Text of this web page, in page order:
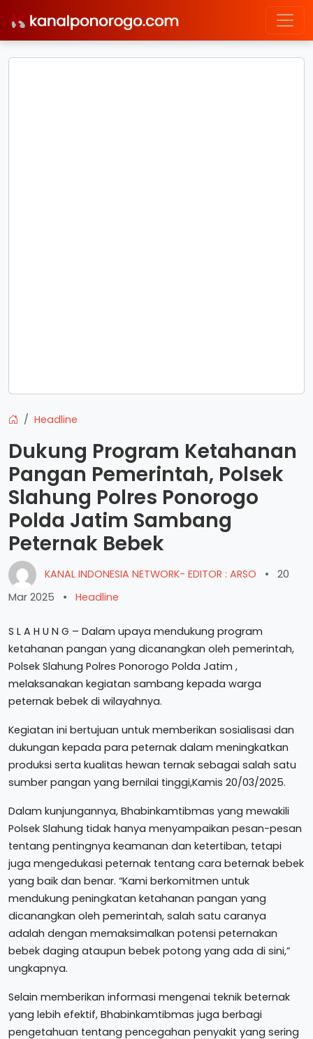
Headline
Dukung Program Ketahanan
Pangan Pemerintah, Polsek
Slahung Polres Ponorogo
Polda Jatim Sambang
Peternak Bebek
KANAL INDONESIA NETWORK- EDITOR : ARSO •
20
Mar 2025
• Headline
S L A H U N G – Dalam upaya mendukung program
ketahanan pangan yang dicanangkan oleh pemerintah,
Polsek Slahung Polres Ponorogo Polda Jatim ,
melaksanakan kegiatan sambang kepada warga
peternak bebek di wilayahnya.
Kegiatan ini bertujuan untuk memberikan sosialisasi dan
dukungan kepada para peternak dalam meningkatkan
produksi serta kualitas hewan ternak sebagai salah satu
sumber pangan yang bernilai tinggi,Kamis 20/03/2025.
Dalam kunjungannya, Bhabinkamtibmas yang mewakili
Polsek Slahung tidak hanya menyampaikan pesan-pesan
tentang pentingnya keamanan dan ketertiban, tetapi
juga mengedukasi peternak tentang cara beternak bebek
yang baik dan benar. “Kami berkomitmen untuk
mendukung peningkatan ketahanan pangan yang
dicanangkan oleh pemerintah, salah satu caranya
adalah dengan memaksimalkan potensi peternakan
bebek daging ataupun bebek potong yang ada di sini,”
ungkapnya.
Selain memberikan informasi mengenai teknik beternak
yang lebih efektif, Bhabinkamtibmas juga berbagi
pengetahuan tentang pencegahan penyakit yang sering